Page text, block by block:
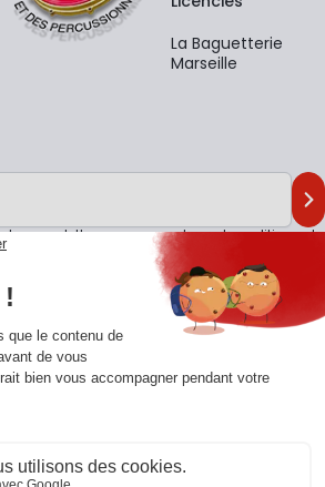
La Baguetterie
Marseille
newsletter, vous acceptez notrepolitique de